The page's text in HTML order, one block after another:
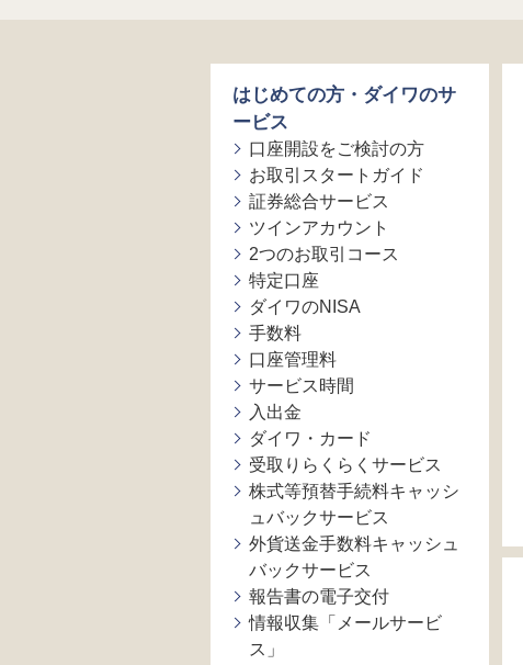
はじめての方・ダイワのサ
ービス
口座開設をご検討の方
お取引スタートガイド
証券総合サービス
ツインアカウント
2つのお取引コース
特定口座
ダイワのNISA
手数料
口座管理料
サービス時間
入出金
ダイワ・カード
受取りらくらくサービス
株式等預替手続料キャッシ
ュバックサービス
外貨送金手数料キャッシュ
バックサービス
報告書の電子交付
情報収集「メールサービ
ス」